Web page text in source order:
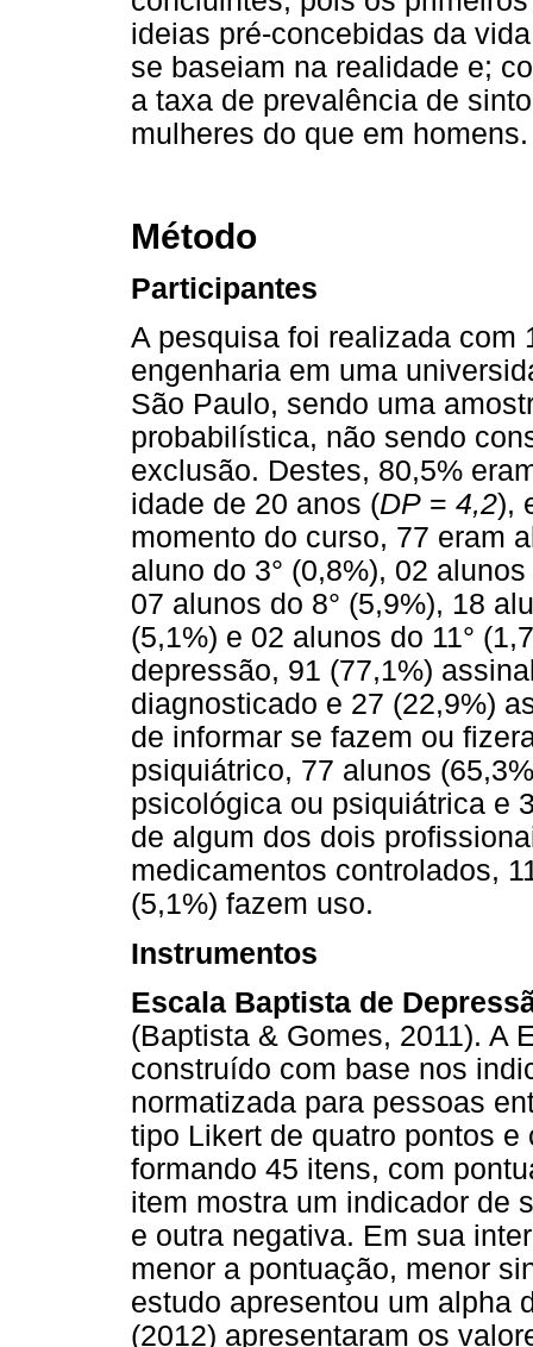
ideias pré-concebidas da
se baseiam na realidade e;
a taxa de prevalência de
mulheres do que em homens.
Método
Participantes
A pesquisa foi realizada com
engenharia em uma
São Paulo, sendo uma
probabilística, não sendo
exclusão. Destes, 80,5%
idade de 20 anos (DP = 4,2),
momento do curso, 77 eram
aluno do 3° (0,8%), 02
07 alunos do 8° (5,9%), 18
(5,1%) e 02 alunos do 11°
depressão, 91 (77,1%)
diagnosticado e 27 (22,9%)
de informar se fazem ou
psiquiátrico, 77 alunos
psicológica ou psiquiátrica e
de algum dos dois
medicamentos controlados,
(5,1%) fazem uso.
Instrumentos
Escala Baptista de
(Baptista & Gomes, 2011). A
construído com base nos
normatizada para pessoas
tipo Likert de quatro pontos
formando 45 itens, com
item mostra um indicador de
e outra negativa. Em sua
menor a pontuação, menor
estudo apresentou um alpha
(2012) apresentaram os